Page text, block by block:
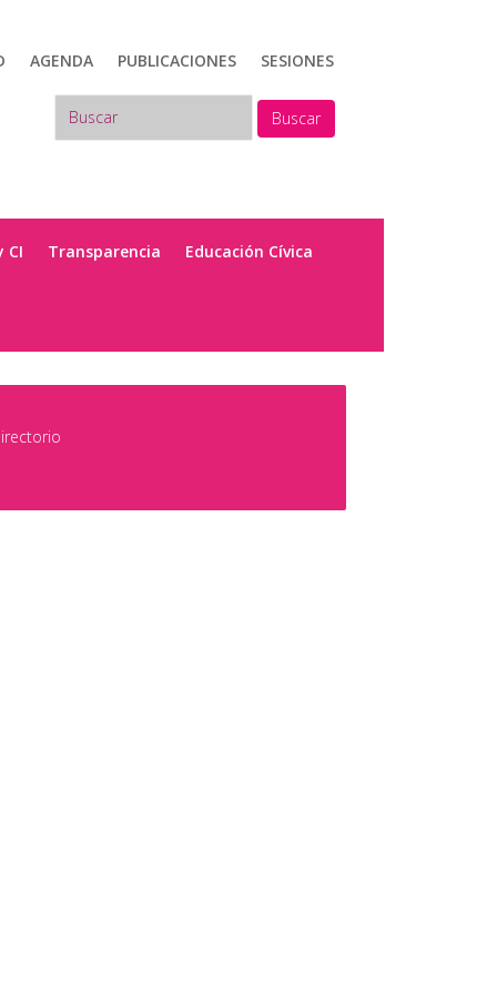
AGENDA PUBLICACIONES SESIONES
Buscar
CI Transparencia Educación Cívica